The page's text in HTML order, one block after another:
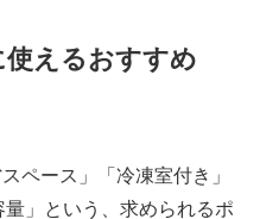
えるおすすめ
ペース」「冷凍室付き」
量」という、求められるポ